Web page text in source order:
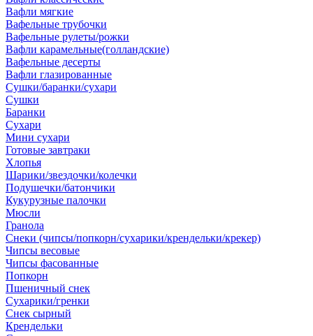
Вафли мягкие
Вафельные трубочки
Вафельные рулеты/рожки
Вафли карамельные(голландские)
Вафельные десерты
Вафли глазированные
Сушки/баранки/сухари
Сушки
Баранки
Сухари
Мини сухари
Готовые завтраки
Хлопья
Шарики/звездочки/колечки
Подушечки/батончики
Кукурузные палочки
Мюсли
Гранола
Снеки (чипсы/попкорн/сухарики/крендельки/крекер)
Чипсы весовые
Чипсы фасованные
Попкорн
Пшеничный снек
Сухарики/гренки
Снек сырный
Крендельки